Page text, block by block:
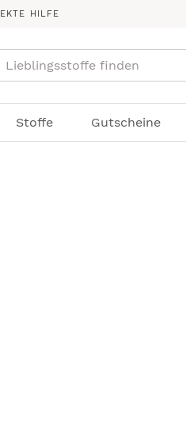
HILFE
Stoffe Gutscheine